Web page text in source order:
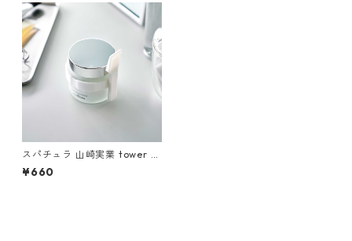
スパチュラ 山崎実業 tower タ
ワー 収納バンド付き美容クリ
ームスパチュラ ホワイト
¥660